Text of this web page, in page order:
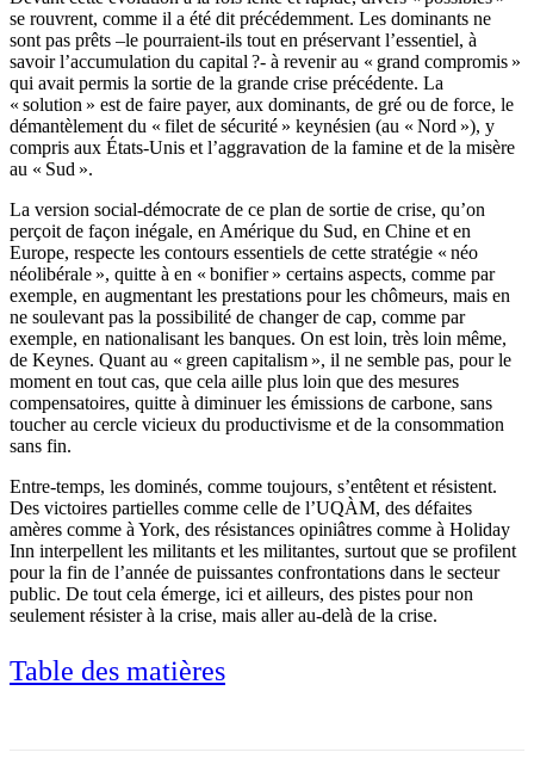
se rouvrent, comme il a été dit précédemment. Les dominants ne
sont pas prêts –le pourraient-ils tout en préservant l’essentiel, à
savoir l’accumulation du capital ?- à revenir au « grand compromis »
qui avait permis la sortie de la grande crise précédente. La
« solution » est de faire payer, aux dominants, de gré ou de force, le
démantèlement du « filet de sécurité » keynésien (au « Nord »), y
compris aux États-Unis et l’aggravation de la famine et de la misère
au « Sud ».
La version social-démocrate de ce plan de sortie de crise, qu’on
perçoit de façon inégale, en Amérique du Sud, en Chine et en
Europe, respecte les contours essentiels de cette stratégie « néo
néolibérale », quitte à en « bonifier » certains aspects, comme par
exemple, en augmentant les prestations pour les chômeurs, mais en
ne soulevant pas la possibilité de changer de cap, comme par
exemple, en nationalisant les banques. On est loin, très loin même,
de Keynes. Quant au « green capitalism », il ne semble pas, pour le
moment en tout cas, que cela aille plus loin que des mesures
compensatoires, quitte à diminuer les émissions de carbone, sans
toucher au cercle vicieux du productivisme et de la consommation
sans fin.
Entre-temps, les dominés, comme toujours, s’entêtent et résistent.
Des victoires partielles comme celle de l’UQÀM, des défaites
amères comme à York, des résistances opiniâtres comme à Holiday
Inn interpellent les militants et les militantes, surtout que se profilent
pour la fin de l’année de puissantes confrontations dans le secteur
public. De tout cela émerge, ici et ailleurs, des pistes pour non
seulement résister à la crise, mais aller au-delà de la crise.
Table des matières